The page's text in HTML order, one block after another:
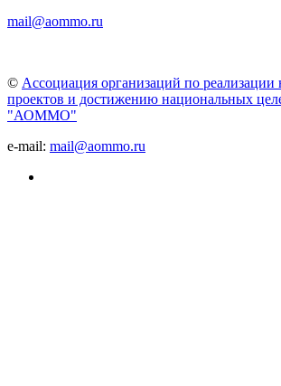
mail@aommo.ru
© Ассоциация организаций по
проектов и достижению национальных
"АОММО"
e-mail: mail@aommo.ru